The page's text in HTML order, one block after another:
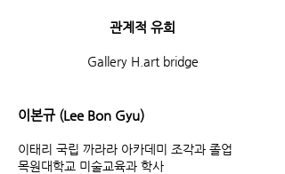
관계적 유희
​Gallery H.art bridge
이본규 (Lee Bon Gyu)
이태리 국립 까라라 아카데미 조각과 졸업
목원대학교 미술교육과 학사